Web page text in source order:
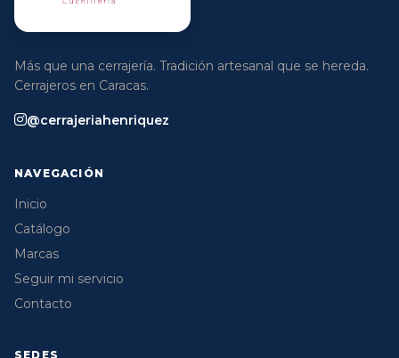
Más que una cerrajería. Tradición artesanal que se hereda.
Cerrajeros en Caracas.
@cerrajeriahenriquez
NAVEGACIÓN
Inicio
Catálogo
Marcas
Seguir mi servicio
Contacto
SEDES